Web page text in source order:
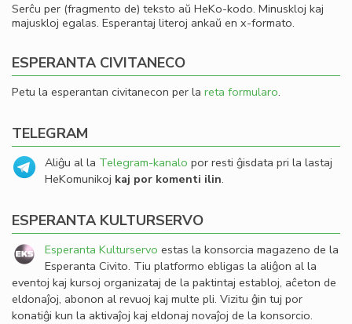
Serĉu per (fragmento de) teksto aŭ HeKo-kodo. Minuskloj kaj
majuskloj egalas. Esperantaj literoj ankaŭ en x-formato.
ESPERANTA CIVITANECO
Petu la esperantan civitanecon per la reta formularo.
TELEGRAM
Aliĝu al la Telegram-kanalo por resti ĝisdata pri la lastaj
HeKomunikoj kaj por komenti ilin.
ESPERANTA KULTURSERVO
Esperanta Kulturservo estas la konsorcia magazeno de la
Esperanta Civito. Tiu platformo ebligas la aliĝon al la
eventoj kaj kursoj organizataj de la paktintaj establoj, aĉeton de
eldonaĵoj, abonon al revuoj kaj multe pli. Vizitu ĝin tuj por
konatiĝi kun la aktivaĵoj kaj eldonaj novaĵoj de la konsorcio.